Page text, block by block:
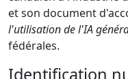
et son document
l'utilisation de l'IA
fédérales.
Identification